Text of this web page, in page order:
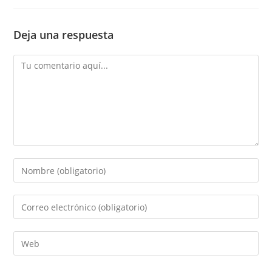
Deja una respuesta